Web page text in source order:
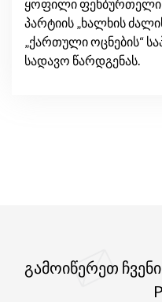
ყოფილი
პარტიის „ხალხის
„ქართული ოცნების“
სადავო წარდგენას.
გამოიწერეთ